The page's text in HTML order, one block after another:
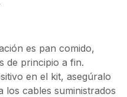
es pan comido,
de principio a fin.
en el kit, asegúralo
cables suministrados